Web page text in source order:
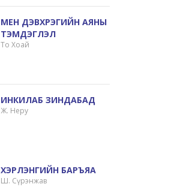
МЕН ДЭВХРЭГИЙН АЯНЫ
ТЭМДЭГЛЭЛ
То Хоай
ИНКИЛАБ ЗИНДАБАД
Ж. Неру
ХЭРЛЭНГИЙН БАРЪЯА
Ш. Сүрэнжав